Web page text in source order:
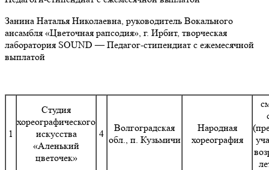
Занина Наталья Николаевна, руководитель Вокального
ансамбля «Цветочная рапсодия», г. Ирбит, творческая
лаборатория SOUND — Педагог-стипендиат с ежемесячной
выплатой
1
Студия
хореографического
искусства
«Аленький
цветочек»
4
Волгоградская
обл., п. Кузьмичи
Народная
хореография